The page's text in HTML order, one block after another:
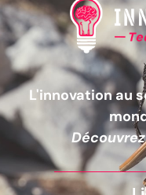
L'innovation au